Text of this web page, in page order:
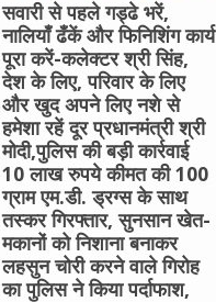
सवारी से पहले गड्ढे भरें,
नालियाँ ढँकें और फिनिशिंग कार्य
पूरा करें-कलेक्टर श्री सिंह,
देश के लिए, परिवार के लिए
और खुद अपने लिए नशे से
हमेशा रहें दूर प्रधानमंत्री श्री
मोदी,पुलिस की बड़ी कार्रवाई
10 लाख रुपये कीमत की 100
ग्राम एम.डी. ड्रग्स के साथ
तस्कर गिरफ्तार, सुनसान खेत-
मकानों को निशाना बनाकर
लहसुन चोरी करने वाले गिरोह
का पुलिस ने किया पर्दाफाश,